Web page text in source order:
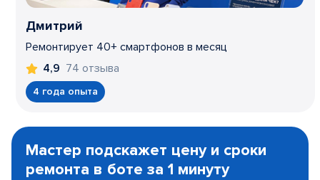
Дмитрий
Ремонтирует 40+ смартфонов в месяц
4,9 74 отзыва
4 года опыта
1
Мастер подскажет цену и сроки
ремонта в боте за 1 минуту